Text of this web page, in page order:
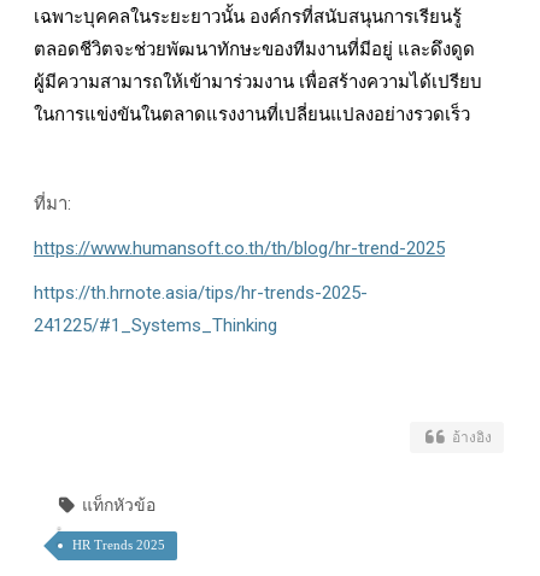
เฉพาะบุคคลในระยะยาวนั้น องค์กรที่สนับสนุนการเรียนรู้
ตลอดชีวิตจะช่วยพัฒนาทักษะของทีมงานที่มีอยู่ และดึงดูด
ผู้มีความสามารถให้เข้ามาร่วมงาน เพื่อสร้างความได้เปรียบ
ในการแข่งขันในตลาดแรงงานที่เปลี่ยนแปลงอย่างรวดเร็ว
ที่มา:
https://www.humansoft.co.th/th/blog/hr-trend-2025
https://th.hrnote.asia/tips/hr-trends-2025-
241225/#1_Systems_Thinking
อ้างอิง
แท็กหัวข้อ
HR Trends 2025